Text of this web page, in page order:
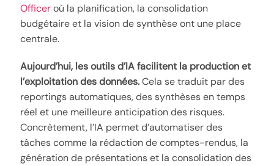
Officeroù la planification, la consolidation
budgétaire et la vision de synthèse ont une place
centrale.
Aujourd’hui, les outils d’IA facilitent la production et
l’exploitation des données.Cela se traduit par des
reportings automatiques, des synthèses en temps
réel et une meilleure anticipation des risques.
Concrètement, l’IA permet d’automatiser des
tâches comme la rédaction de comptes-rendus, la
génération de présentations et la consolidation des